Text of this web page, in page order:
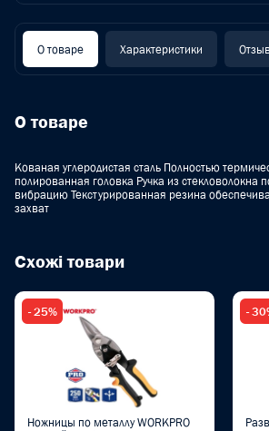
О товаре Характеристики
О товаре
Кованая углеродистая сталь Полностью
полированная головка Ручка из стекловолокна
вибрацию Текстурированная резина
захват
Схожі товари
- 25%
Ножницы по металлу WORKPRO
-